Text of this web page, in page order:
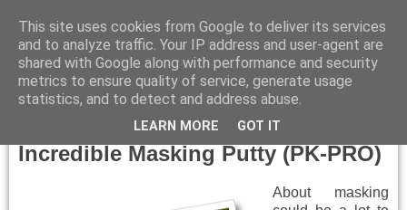
Tuesday, June 17, 2014
Incredible Masking Putty (PK-PRO)
About masking
This site uses cookies from Google to deliver its services
and to analyze traffic. Your IP address and user-agent are
shared with Google along with performance and security
metrics to ensure quality of service, generate usage
statistics, and to detect and address abuse.
LEARN MORE GOT IT